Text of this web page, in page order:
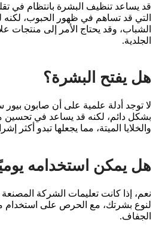
قد يساعد تنظيف البشرة بانتظام في
التي قد تساهم في ظهور الحبوب،
الشباب، وقد يحتاج الأمر إلى
الجلدية.
هل يفتح البشرة؟
لا توجد أدلة علمية على أن صابون
بشكل دائم، لكنه قد يساعد في تحسين
والخلايا الميتة، مما يجعلها تبدو أكثر
هل يمكن استخدامه
نعم، إذا كانت تعليمات الشركة
لنوع بشرتك، مع الحرص على
الجفاف.